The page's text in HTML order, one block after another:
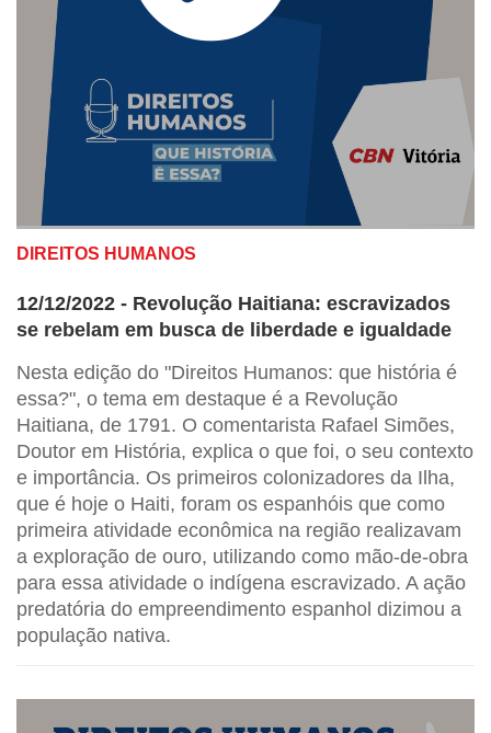
DIREITOS HUMANOS
12/12/2022 - Revolução Haitiana: escravizados
se rebelam em busca de liberdade e igualdade
Nesta edição do "Direitos Humanos: que história é
essa?", o tema em destaque é a Revolução
Haitiana, de 1791. O comentarista Rafael Simões,
Doutor em História, explica o que foi, o seu contexto
e importância. Os primeiros colonizadores da Ilha,
que é hoje o Haiti, foram os espanhóis que como
primeira atividade econômica na região realizavam
a exploração de ouro, utilizando como mão-de-obra
para essa atividade o indígena escravizado. A ação
predatória do empreendimento espanhol dizimou a
população nativa.